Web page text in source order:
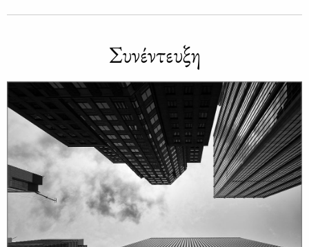
Συ­νέ­ντευ­ξη